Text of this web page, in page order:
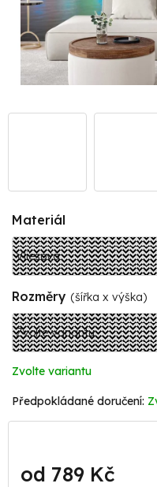
Materiál
Rozměry (šířka x výška)
Zvolte variantu
od 789 Kč